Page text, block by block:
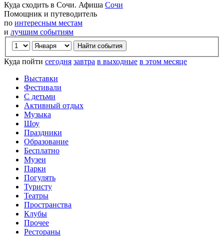
Куда сходить в Сочи. Афиша Сочи
Помощник и путеводитель
по интересным местам
и лучшим событиям
Куда пойти сегодня завтра в выходные в этом месяце
Выставки
Фестивали
С детьми
Активный отдых
Музыка
Шоу
Праздники
Образование
Бесплатно
Музеи
Парки
Погулять
Туристу
Театры
Пространства
Клубы
Прочее
Рестораны